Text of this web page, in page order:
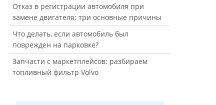
Отказ в регистрации автомобиля при
замене двигателя: три основные причины
Что делать, если автомобиль был
поврежден на парковке?
Запчасти с маркетплейсов: разбираем
топливный фильтр Volvo